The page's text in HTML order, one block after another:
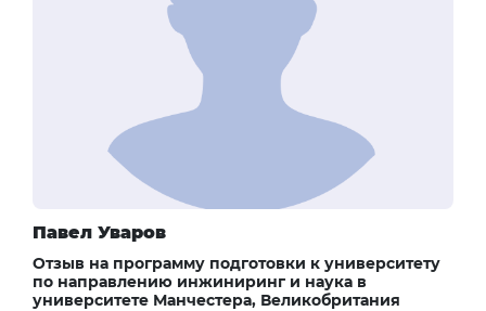
Павел Уваров
Отзыв на программу подготовки к университету
по направлению инжиниринг и наука в
университете Манчестера, Великобритания